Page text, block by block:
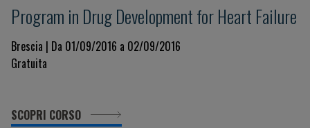
Program in Drug Development for Heart Failure
Brescia | Da 01/09/2016 a 02/09/2016
Gratuita
SCOPRI CORSO